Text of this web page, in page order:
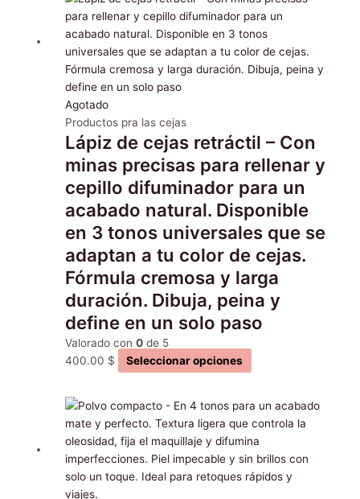
Agotado
Productos pra las cejas
Lápiz de cejas retráctil – Con
minas precisas para rellenar y
cepillo difuminador para un
acabado natural. Disponible
en 3 tonos universales que se
adaptan a tu color de cejas.
Fórmula cremosa y larga
duración. Dibuja, peina y
define en un solo paso
Valorado con0 de 5
400.00 $ Seleccionar opciones
producto
tiene
múltiples
variantes.
pueden
elegir
en
la
página
de
producto
Este
producto
tiene
múltiples
variantes.